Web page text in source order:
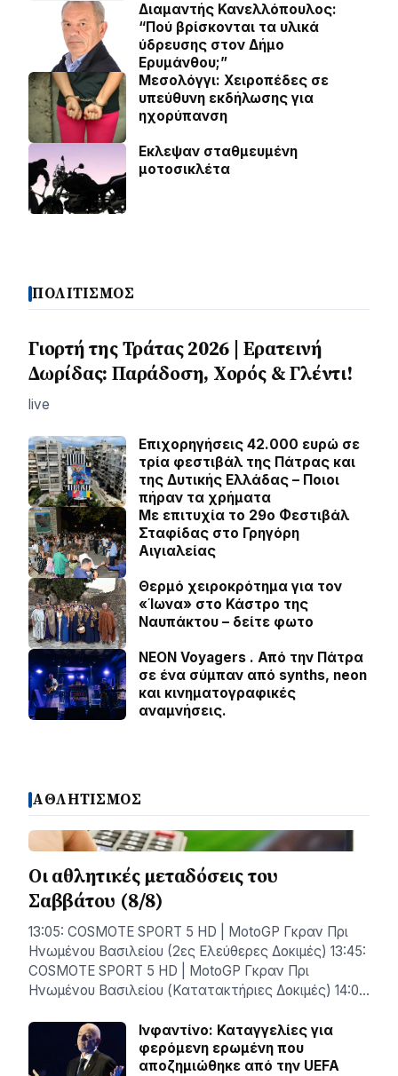
Διαμαντής Κανελλόπουλος:
“Πού βρίσκονται τα υλικά
ύδρευσης στον Δήμο
Ερυμάνθου;”
Μεσολόγγι: Χειροπέδες σε
υπεύθυνη εκδήλωσης για
ηχορύπανση
Εκλεψαν σταθμευμένη
μοτοσικλέτα
ΠΟΛΙΤΙΣΜΟΣ
Γιορτή της Τράτας 2026 | Ερατεινή
Δωρίδας: Παράδοση, Χορός & Γλέντι!
live
Επιχορηγήσεις 42.000 ευρώ σε
τρία φεστιβάλ της Πάτρας και
της Δυτικής Ελλάδας – Ποιοι
πήραν τα χρήματα
Με επιτυχία το 29ο Φεστιβάλ
Σταφίδας στο Γρηγόρη
Aιγιαλείας
Θερμό χειροκρότημα για τον
«Ίωνα» στο Κάστρο της
Ναυπάκτου – δείτε φωτο
NEON Voyagers . Από την Πάτρα
σε ένα σύμπαν από synths, neon
και κινηματογραφικές
αναμνήσεις.
ΑΘΛΗΤΙΣΜΟΣ
Οι αθλητικές μεταδόσεις του
Σαββάτου (8/8)
13:05: COSMOTE SPORT 5 HD | MotoGP Γκραν Πρι
Ηνωμένου Βασιλείου (2ες Ελεύθερες Δοκιμές) 13:45:
COSMOTE SPORT 5 HD | MotoGP Γκραν Πρι
Ηνωμένου Βασιλείου (Κατατακτήριες Δοκιμές) 14:0…
Ινφαντίνο: Καταγγελίες για
φερόμενη ερωμένη που
αποζημιώθηκε από την UEFA